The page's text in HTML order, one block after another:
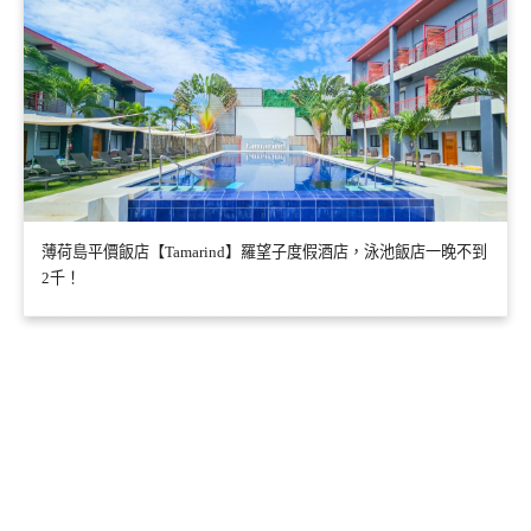
薄荷島平價飯店【Tamarind】羅望子度假酒店，泳池飯店一晚不到
2千！